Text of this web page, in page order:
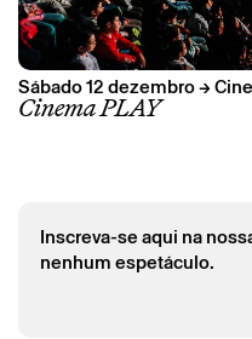
Sábado 12 dezembro →
Cinema PLAY
Inscreva-se aqui na
nenhum espetáculo.